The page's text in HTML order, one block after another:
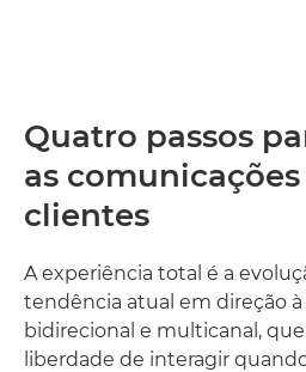
Quatro passos
as
clientes
A experiência total é a
tendência atual em direção
bidirecional e multicanal,
liberdade de interagir